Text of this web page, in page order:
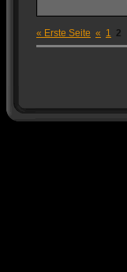
« Erste Seite « 1 2